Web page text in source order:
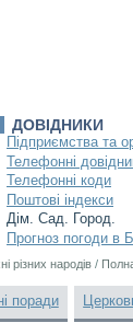
ДОВІДНИКИ
Підприємства та
Телефонні
Телефонні коди
Поштові індекси
Дім. Сад. Город.
Прогноз погоди в
різних народів /
поради